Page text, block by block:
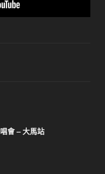
會 – 大馬站